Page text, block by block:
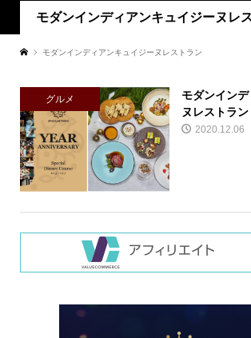
モダンインディアンキュイジーヌレ
モダンインディアンキュイジーヌレストラン
グルメ
モダンイン
ヌレストラ
2020.12.06